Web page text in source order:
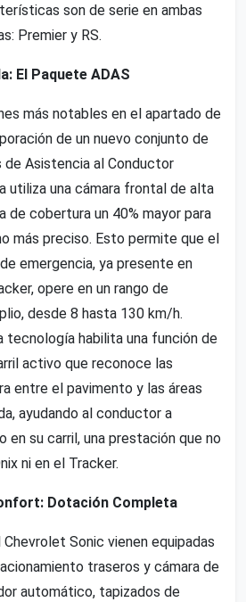
son de serie en ambas
Premier y RS.
El Paquete ADAS
más notables en el apartado de
de un nuevo conjunto de
de Asistencia al Conductor
utiliza una cámara frontal de alta
de cobertura un 40% mayor para
más preciso. Esto permite que el
emergencia, ya presente en
opere en un rango de
desde 8 hasta 130 km/h.
tecnología habilita una función de
activo que reconoce las
entre el pavimento y las áreas
ayudando al conductor a
en su carril, una prestación que no
ni en el Tracker.
Dotación Completa
Sonic vienen equipadas
traseros y cámara de
automático, tapizados de